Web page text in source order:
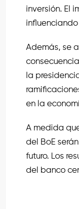
inversión. El
Además, se
la
en la
A medida
del BoE
futuro. Los
del banco